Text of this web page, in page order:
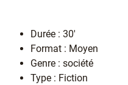
Durée : 30'
Format : Moyen
Genre : société
Type : Fiction